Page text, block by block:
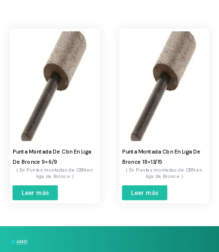
Punta Montada De Cbn En Liga
De Bronce 9×6/9
Puntas montadas de CBN en
liga de Bronce
Leer más
Punta Montada Cbn En Liga De
Bronce 18×13/15
Puntas montadas de CBN en
liga de Bronce
Leer más